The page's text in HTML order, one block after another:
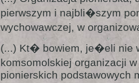
pierwszym i najbli�szym
wychowawczej, w
(...) Kt� bowiem, je�eli nie
komsomolskiej organizacji
pionierskich podstawowych